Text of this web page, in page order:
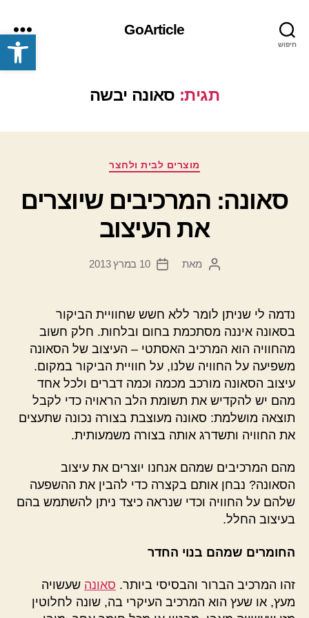
פתח סרגל נגישות חיפוש
GoArticle
תפריט
תגית: סאונה יבשה
קטגוריות
מוצרים לבית ולחצר
סאונה: המרכיבים שיוצרים
את העיצוב
המחבר
מאת
תאריך
10 במרץ 2013
נדמה לי שניתן לומר ללא חשש שחוויית הביקור
בסאונה איננה מסתכמת בחום ובלחות. חלק חשוב
מהחוויה הוא המרכיב האסתטי – העיצוב של הסאונה
משפיעה על החוויה שלנו, על חוויית הביקור במקום.
עיצוב הסאונה מורכב מכמה וכמה דברים ולכל אחד
מהם יש להקדיש את תשומת הלב הראויה כדי לקבל
תוצאה מושלמת: סאונה מעוצבת בצורה נכונה שתעצים
את החוויה ותשדרג אותה בצורה משמעותית.
מהם המרכיבים שמהם אנחנו יוצרים את עיצוב
הסאונה? נבחן אותם בקצרה כדי להבין את ההשפעה
שלהם על החוויה וכדי שנראה כיצד ניתן להשתמש בהם
בעיצוב החלל.
החומרים שמהם בנוי החדר
זהו המרכיב הברור והבסיסי ביותר. סאונה שעשויה
מעץ, או שעץ הוא המרכיב העיקרי בה, שונה לחלוטין